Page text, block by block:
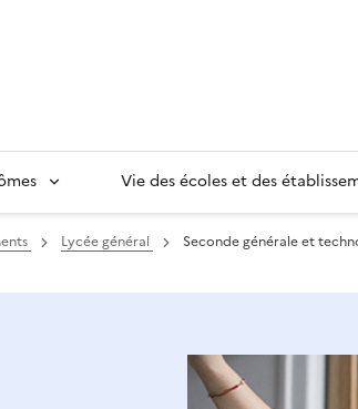
Vie des écoles et des
Lycée général Seconde générale et